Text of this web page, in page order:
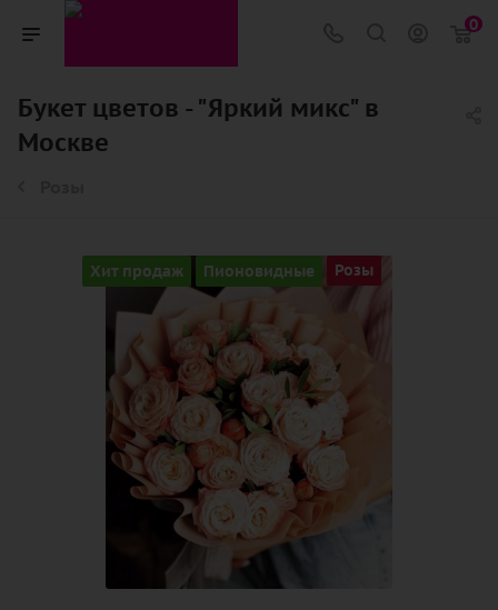
0
Букет цветов - "Яркий микс" в
Москве
Хит продаж Пионовидные Розы